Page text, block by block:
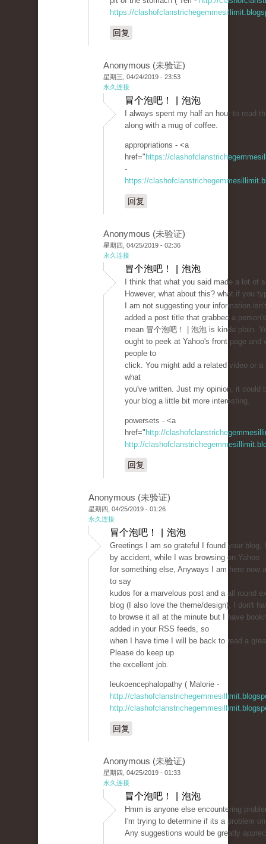
https://
回复
Anonymous (未验证)
星期三, 04/24/2019 - 23:53
永久连接
冒个泡吧！ | 泡泡
I always spent my half an hour to read
along with a mug of coffee.
appropriations - <a
href=" https://
-
https://
回复
Anonymous (未验证)
星期四, 04/25/2019 - 02:36
永久连接
冒个泡吧！ | 泡泡
I think that what you said made a lot of
However, what about this? what if you
I am not suggesting your information
added a post title that grabbed a
mean 冒个泡吧！ | 泡泡 is kinda plain.
ought to peek at Yahoo's front page
people to
click. You might add a related video or
what
you've written. Just my opinion, it could
your blog a little bit more interesting.
powersets - <a
href=" http://
http://
回复
Anonymous (未验证)
星期四, 04/25/2019 - 01:26
永久连接
冒个泡吧！ | 泡泡
Greetings I am so grateful I found your blog,
by accident, while I was browsing on Yahoo
for something else, Anyways I am here now
to say
kudos for a marvelous post and a all round
blog (I also love the theme/design), I don't
to browse it all at the minute but I have
added in your RSS feeds, so
when I have time I will be back to read a
Please do keep up
the excellent job.
leukoencephalopathy ( Malorie -
http://
http://
回复
Anonymous (未验证)
星期四, 04/25/2019 - 01:33
永久连接
冒个泡吧！ | 泡泡
Hmm is anyone else encountering
I'm trying to determine if its a problem
Any suggestions would be greatly